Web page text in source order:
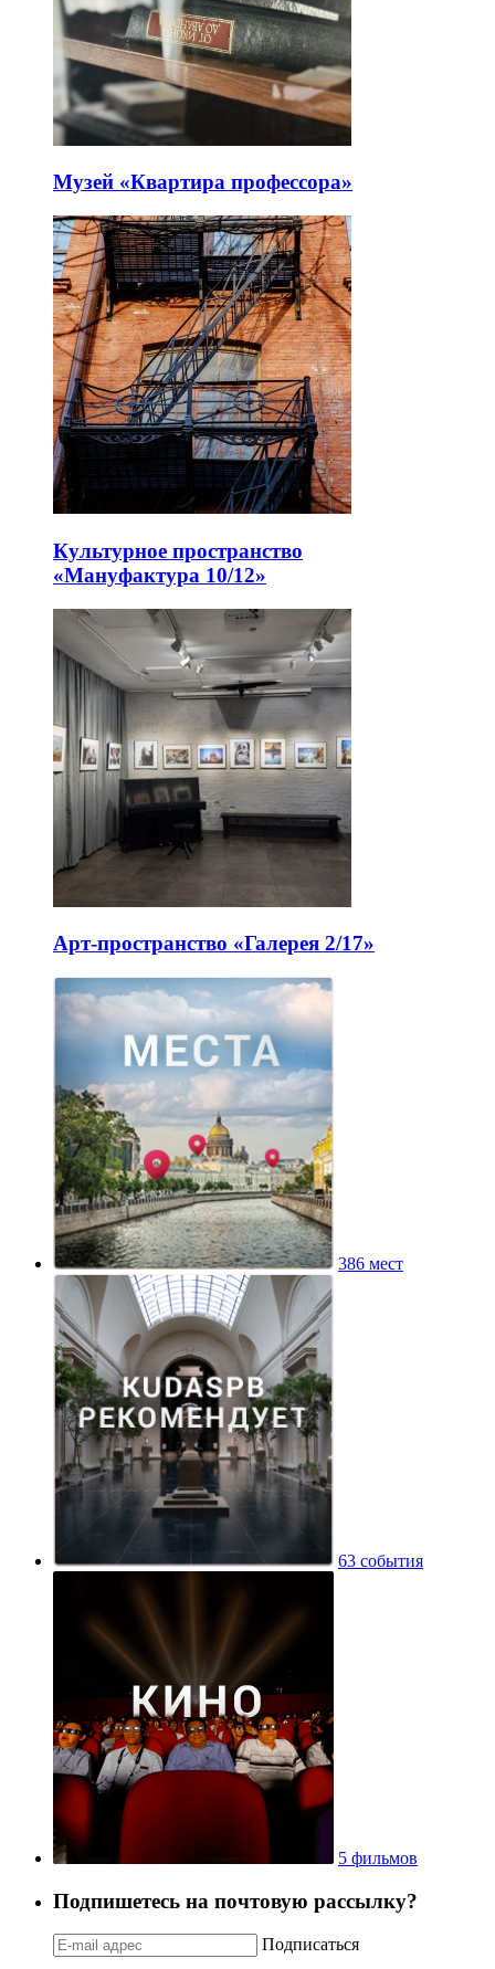
Музей «Квартира профессора»
Культурное пространство
«Мануфактура 10/12»
Арт-пространство «Галерея 2/17»
386 мест
63 события
5 фильмов
Подпишетесь на почтовую рассылку?
Подписаться